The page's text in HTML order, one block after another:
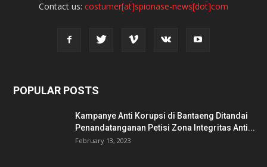
Contact us: costumer[at]spionase-news[dot]com
POPULAR POSTS
Kampanye Anti Korupsi di Bantaeng Ditandai
Penandatanganan Petisi Zona Integritas Anti...
February 13, 2023